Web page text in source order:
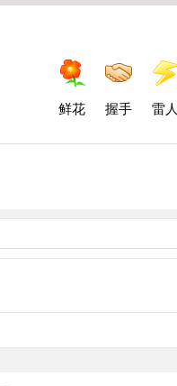
鲜花 握手 雷